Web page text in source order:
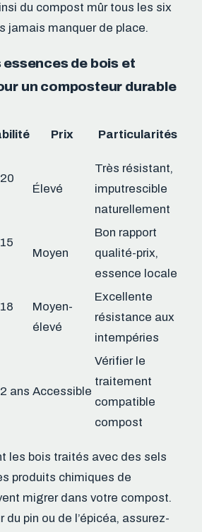
du compost mûr tous les six
jamais manquer de place.
essences de bois et
un composteur durable
Prix Particularités
Élevé
Très résistant,
imputrescible
naturellement
Moyen
Bon rapport
qualité-prix,
essence locale
Moyen-
élevé
Excellente
résistance aux
intempéries
ans Accessible
Vérifier le
traitement
compatible
compost
les bois traités avec des sels
produits chimiques de
migrer dans votre compost.
du pin ou de l’épicéa, assurez-